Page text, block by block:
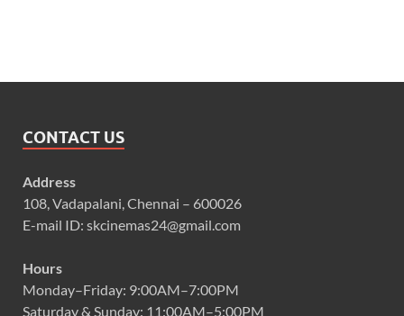
CONTACT US
Address
108, Vadapalani, Chennai – 600026
E-mail ID: skcinemas24@gmail.com
Hours
Monday–Friday: 9:00AM–7:00PM
Saturday & Sunday: 11:00AM–5:00PM